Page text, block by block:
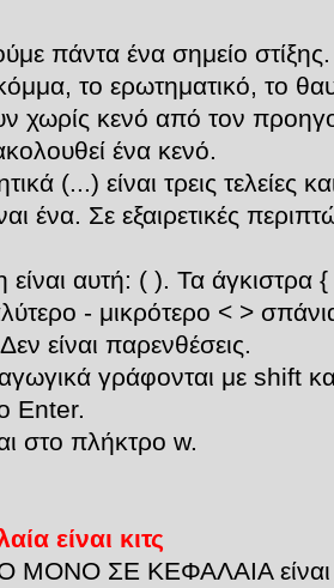
πάντα ένα σημείο στίξης.
το ερωτηματικό, το
χωρίς κενό από τον
ένα κενό.
(...) είναι τρεις τελείες
ένα. Σε εξαιρετικές
αυτή: ( ). Τα άγκιστρα {
- μικρότερο < >
είναι παρενθέσεις.
γράφονται με shift
Enter.
στο πλήκτρο w.
είναι κιτς
ΜΟΝΟ ΣΕ ΚΕΦΑΛΑΙΑ είναι